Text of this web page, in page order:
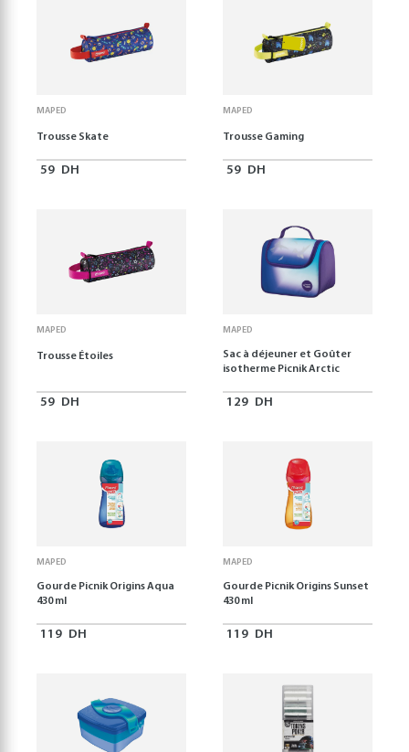
MAPED
Trousse Skate
59 DH
MAPED
Trousse Gaming
59 DH
MAPED
Trousse Étoiles
59 DH
MAPED
Sac à déjeuner et Goûter
isotherme Picnik Arctic
129 DH
MAPED
Gourde Picnik Origins Aqua
430 ml
119 DH
MAPED
Gourde Picnik Origins Sunset
430 ml
119 DH